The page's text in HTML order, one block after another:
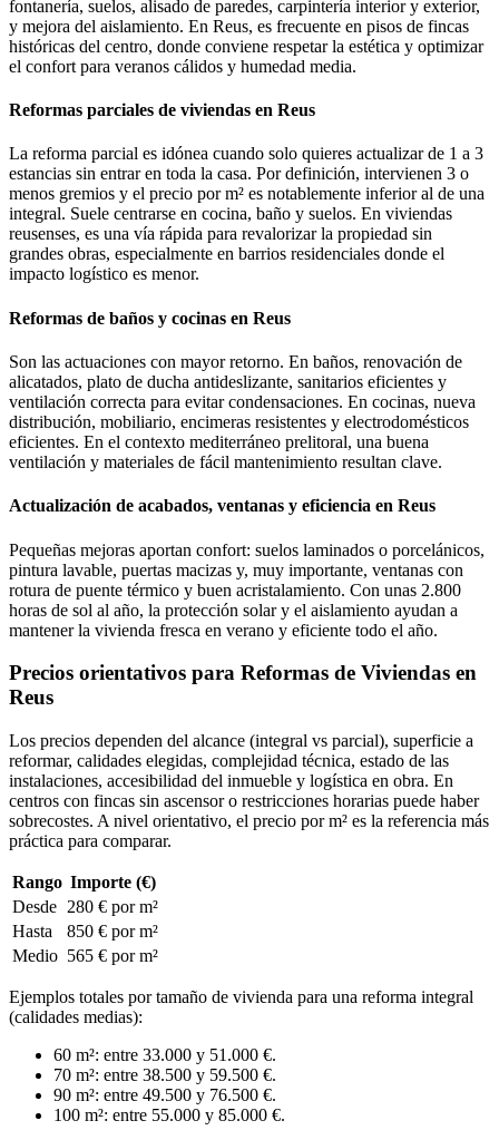
fontanería, suelos, alisado de paredes, carpintería interior y exterior,
y mejora del aislamiento. En Reus, es frecuente en pisos de fincas
históricas del centro, donde conviene respetar la estética y optimizar
el confort para veranos cálidos y humedad media.
Reformas parciales de viviendas en Reus
La reforma parcial es idónea cuando solo quieres actualizar de 1 a 3
estancias sin entrar en toda la casa. Por definición, intervienen 3 o
menos gremios y el precio por m² es notablemente inferior al de una
integral. Suele centrarse en cocina, baño y suelos. En viviendas
reusenses, es una vía rápida para revalorizar la propiedad sin
grandes obras, especialmente en barrios residenciales donde el
impacto logístico es menor.
Reformas de baños y cocinas en Reus
Son las actuaciones con mayor retorno. En baños, renovación de
alicatados, plato de ducha antideslizante, sanitarios eficientes y
ventilación correcta para evitar condensaciones. En cocinas, nueva
distribución, mobiliario, encimeras resistentes y electrodomésticos
eficientes. En el contexto mediterráneo prelitoral, una buena
ventilación y materiales de fácil mantenimiento resultan clave.
Actualización de acabados, ventanas y eficiencia en Reus
Pequeñas mejoras aportan confort: suelos laminados o porcelánicos,
pintura lavable, puertas macizas y, muy importante, ventanas con
rotura de puente térmico y buen acristalamiento. Con unas 2.800
horas de sol al año, la protección solar y el aislamiento ayudan a
mantener la vivienda fresca en verano y eficiente todo el año.
Precios orientativos para Reformas de Viviendas en
Reus
Los precios dependen del alcance (integral vs parcial), superficie a
reformar, calidades elegidas, complejidad técnica, estado de las
instalaciones, accesibilidad del inmueble y logística en obra. En
centros con fincas sin ascensor o restricciones horarias puede haber
sobrecostes. A nivel orientativo, el precio por m² es la referencia más
práctica para comparar.
Rango Importe (€)
Desde 280 € por m²
Hasta
850 € por m²
Medio 565 € por m²
Ejemplos totales por tamaño de vivienda para una reforma integral
(calidades medias):
60 m²: entre 33.000 y 51.000 €.
70 m²: entre 38.500 y 59.500 €.
90 m²: entre 49.500 y 76.500 €.
100 m²: entre 55.000 y 85.000 €.